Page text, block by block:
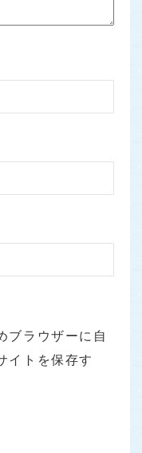
ブラウザーに自
イトを保存す